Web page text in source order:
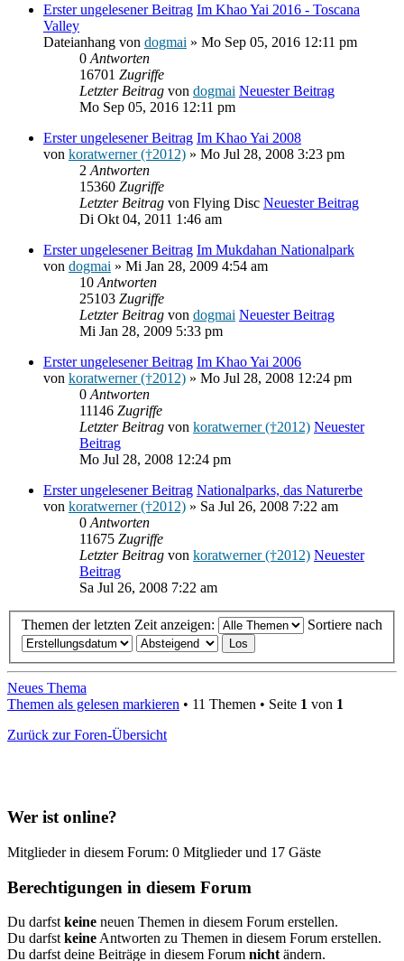
Erster ungelesener Beitrag Im Khao Yai 2016 - Toscana
Valley
Dateianhang von dogmai » Mo Sep 05, 2016 12:11 pm
0 Antworten
16701 Zugriffe
Letzter Beitrag von dogmai Neuester Beitrag
Mo Sep 05, 2016 12:11 pm
Erster ungelesener Beitrag Im Khao Yai 2008
von koratwerner (†2012) » Mo Jul 28, 2008 3:23 pm
2 Antworten
15360 Zugriffe
Letzter Beitrag von Flying Disc Neuester Beitrag
Di Okt 04, 2011 1:46 am
Erster ungelesener Beitrag Im Mukdahan Nationalpark
von dogmai » Mi Jan 28, 2009 4:54 am
10 Antworten
25103 Zugriffe
Letzter Beitrag von dogmai Neuester Beitrag
Mi Jan 28, 2009 5:33 pm
Erster ungelesener Beitrag Im Khao Yai 2006
von koratwerner (†2012) » Mo Jul 28, 2008 12:24 pm
0 Antworten
11146 Zugriffe
Letzter Beitrag von koratwerner (†2012) Neuester
Beitrag
Mo Jul 28, 2008 12:24 pm
Erster ungelesener Beitrag Nationalparks, das Naturerbe
von koratwerner (†2012) » Sa Jul 26, 2008 7:22 am
0 Antworten
11675 Zugriffe
Letzter Beitrag von koratwerner (†2012) Neuester
Beitrag
Sa Jul 26, 2008 7:22 am
Themen der letzten Zeit anzeigen: Sortiere nach
Neues Thema
Themen als gelesen markieren • 11 Themen • Seite 1 von 1
Zurück zur Foren-Übersicht
Wer ist online?
Mitglieder in diesem Forum: 0 Mitglieder und 17 Gäste
Berechtigungen in diesem Forum
Du darfst keine neuen Themen in diesem Forum erstellen.
Du darfst keine Antworten zu Themen in diesem Forum erstellen.
Du darfst deine Beiträge in diesem Forum nicht ändern.